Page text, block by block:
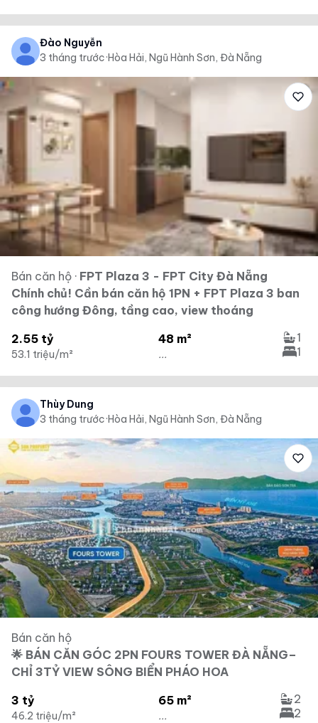
Đào Nguyễn
3 tháng trước·Hòa Hải, Ngũ Hành Sơn, Đà Nẵng
Bán căn hộ · FPT Plaza 3 - FPT City Đà Nẵng
Chính chủ! Cần bán căn hộ 1PN + FPT Plaza 3 ban
công hướng Đông, tầng cao, view thoáng
2.55 tỷ
53.1 triệu/m²
48 m²
...
1
1
Thùy Dung
3 tháng trước·Hòa Hải, Ngũ Hành Sơn, Đà Nẵng
Bán căn hộ
🌟 BÁN CĂN GÓC 2PN FOURS TOWER ĐÀ NẴNG–
CHỈ 3TỶ VIEW SÔNG BIỂN PHÁO HOA
3 tỷ
46.2 triệu/m²
65 m²
...
2
2